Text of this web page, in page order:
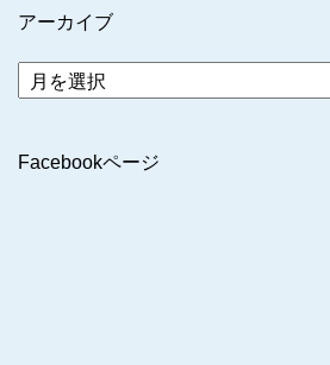
アーカイブ
ア
ー
ブ
Facebookページ